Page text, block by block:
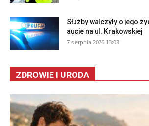
Służby walczyły o jego
aucie na ul. Krakowskiej
7 sierpnia 2026 13:03
ZDROWIE I URODA